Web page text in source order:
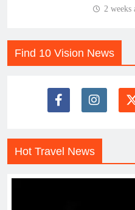
2 weeks
Find 10 Vision News
Hot Travel News